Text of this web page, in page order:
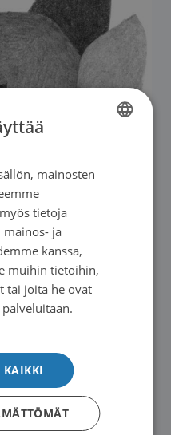
lymfaattista
SWEDISH
mainosten
tietoja
mainos- ja
kanssa,
muihin tietoihin,
tai joita he ovat
KAIKKI